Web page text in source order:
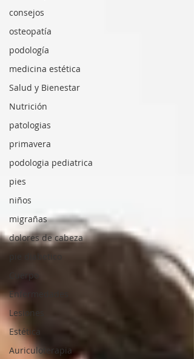
consejos
osteopatía
podología
medicina estética
Salud y Bienestar
Nutrición
patologias
primavera
podologia pediatrica
pies
niños
migrañas
dolores de cabeza
pie diabetico
Cuerpo
Enfermedades
Lesiones
Estética
Auriculoterapia